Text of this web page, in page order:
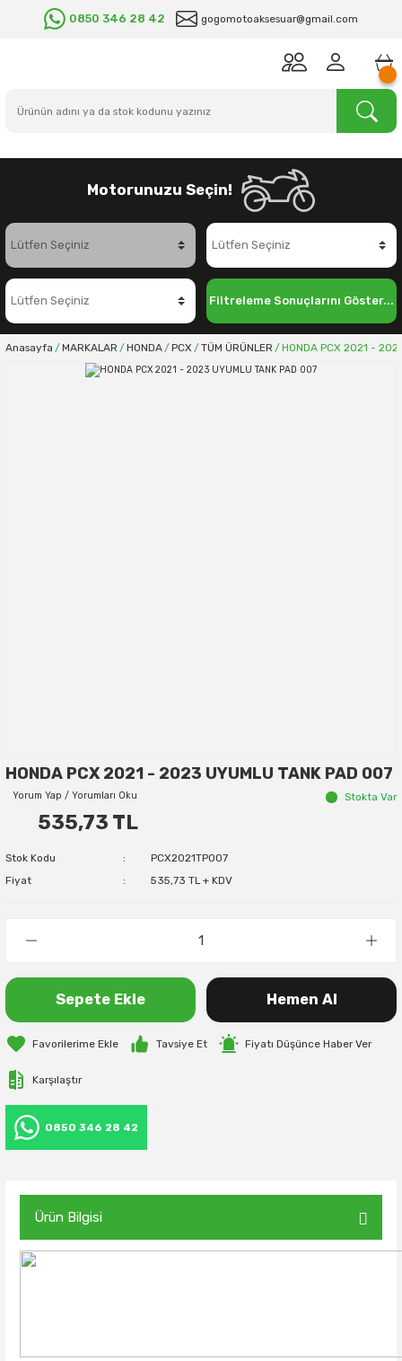
0850 346 28 42 gogomotoaksesuar@gmail.com
Motorunuzu Seçin!
Filtreleme Sonuçlarını Göster...
Anasayfa MARKALAR HONDA PCX TÜM ÜRÜNLER HONDA PCX 2021 -
HONDA PCX 2021 - 2023 UYUMLU TANK PAD 007
Yorum Yap / Yorumları Oku Stokta Var
535,73 TL
Stok Kodu
PCX2021TP007
Fiyat
535,73 TL + KDV
Sepete Ekle Hemen Al
Tavsiye Et Fiyatı Düşünce Haber Ver
Karşılaştır
0850 346 28 42
Ürün Bilgisi